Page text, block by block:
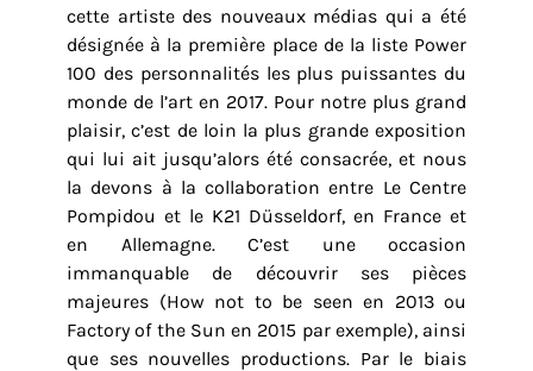
cette artiste des nouveaux médias qui a été
désignée à la première place de la liste Power
100 des personnalités les plus puissantes du
monde de l’art en 2017. Pour notre plus grand
plaisir, c’est de loin la plus grande exposition
qui lui ait jusqu’alors été consacrée, et nous
la devons à la collaboration entre Le Centre
Pompidou et le K21 Düsseldorf, en France et
en Allemagne. C’est une occasion
immanquable de découvrir ses pièces
majeures (How not to be seen en 2013 ou
Factory of the Sun en 2015 par exemple), ainsi
que ses nouvelles productions. Par le biais